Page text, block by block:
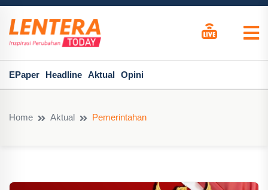
EPaper Headline Aktual Opini
Home Aktual Pemerintahan